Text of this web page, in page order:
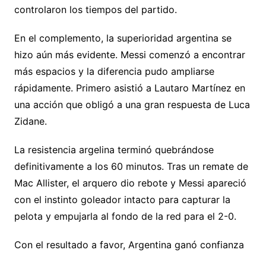
controlaron los tiempos del partido.
En el complemento, la superioridad argentina se
hizo aún más evidente. Messi comenzó a encontrar
más espacios y la diferencia pudo ampliarse
rápidamente. Primero asistió a Lautaro Martínez en
una acción que obligó a una gran respuesta de Luca
Zidane.
La resistencia argelina terminó quebrándose
definitivamente a los 60 minutos. Tras un remate de
Mac Allister, el arquero dio rebote y Messi apareció
con el instinto goleador intacto para capturar la
pelota y empujarla al fondo de la red para el 2-0.
Con el resultado a favor, Argentina ganó confianza